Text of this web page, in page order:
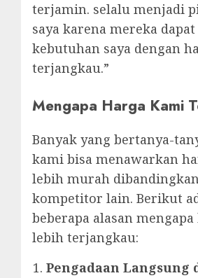
terjamin. selalu menjadi
saya karena mereka
kebutuhan saya dengan
terjangkau.”
Mengapa Harga Kami
Banyak yang bertanya-
kami bisa menawarkan
lebih murah
kompetitor lain. Berikut
beberapa alasan
lebih terjangkau:
Pengadaan Langsung